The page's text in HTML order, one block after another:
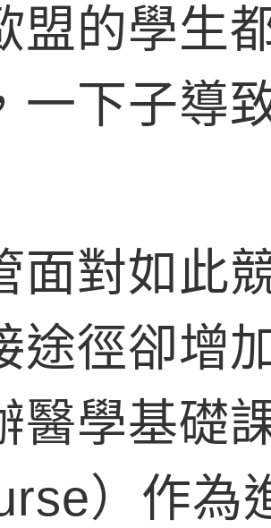
盟的學生
一下子導
面對如此
途徑卻增
醫學基礎
）作為